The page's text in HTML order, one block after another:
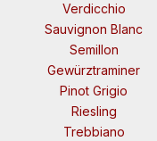
Verdicchio
Sauvignon Blanc
Semillon
Gewürztraminer
Pinot Grigio
Riesling
Trebbiano